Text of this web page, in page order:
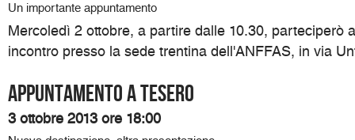
Un importante appuntamento
Mercoledì 2 ottobre, a partire dalle 10.30, parteciperò
incontro presso la sede trentina dell'ANFFAS, in via
Appuntamento a Tesero
3 ottobre 2013 ore 18:00